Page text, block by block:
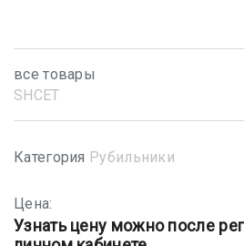
все товары
SHСET
Категория Рубильники
Цена:
Узнать цену можно после